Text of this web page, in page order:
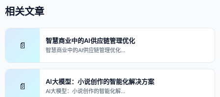
相关文章
📄 智慧商业中的AI供应链管理优化
智慧商业中的AI供应链管理优化…
📄 AI大模型：小说创作的智能化解决方案
AI大模型：小说创作的智能化解…